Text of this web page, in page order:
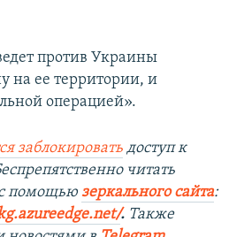
против Украины
на ее территории, и
операцией».
заблокировать доступ к
читать
помощью зеркального сайта:
. Также